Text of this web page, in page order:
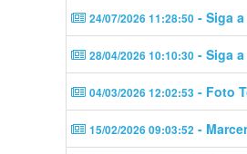
24/07/2026 11:28:50 - Siga
28/04/2026 10:10:30 - Siga
04/03/2026 12:02:53 - Foto
15/02/2026 09:03:52 -